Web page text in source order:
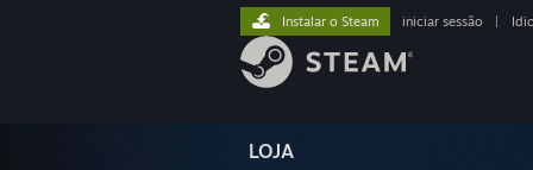
LOJA
Instalar o Steam iniciar sessão